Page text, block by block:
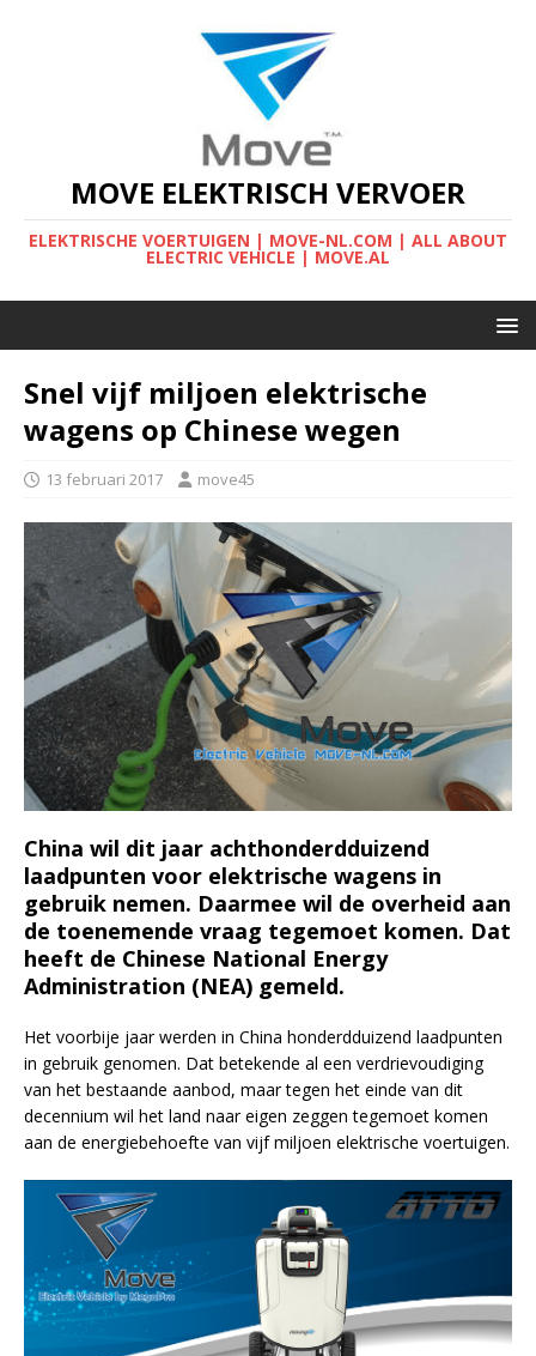
MOVE ELEKTRISCH VERVOER
ELEKTRISCHE VOERTUIGEN | MOVE-NL.COM | ALL ABOUT
ELECTRIC VEHICLE | MOVE.AL
Snel vijf miljoen elektrische
wagens op Chinese wegen
13 februari 2017 move45
China wil dit jaar achthonderdduizend
laadpunten voor elektrische wagens in
gebruik nemen. Daarmee wil de overheid aan
de toenemende vraag tegemoet komen. Dat
heeft de Chinese National Energy
Administration (NEA) gemeld.
Het voorbije jaar werden in China honderdduizend laadpunten
in gebruik genomen. Dat betekende al een verdrievoudiging
van het bestaande aanbod, maar tegen het einde van dit
decennium wil het land naar eigen zeggen tegemoet komen
aan de energiebehoefte van vijf miljoen elektrische voertuigen.